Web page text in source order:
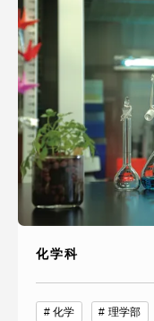
化学科
化学 理学部